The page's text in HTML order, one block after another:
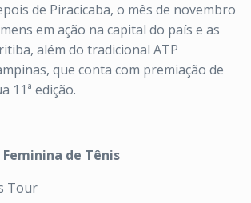
de Piracicaba, o mês de novembro
em ação na capital do país e as
além do tradicional ATP
que conta com premiação de
11ª edição.
Feminina de Tênis
Tour